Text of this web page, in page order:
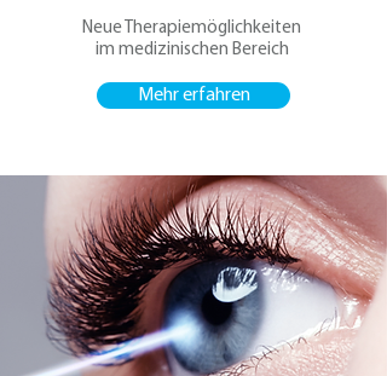
Mehr erfahren
Neue Therapiemöglichkeiten
im medizinischen Bereich